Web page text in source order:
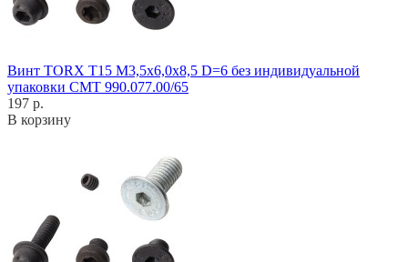
Винт TORX T15 M3,5x6,0x8,5 D=6 без индивидуальной
упаковки CMT 990.077.00/65
197 р.
В корзину